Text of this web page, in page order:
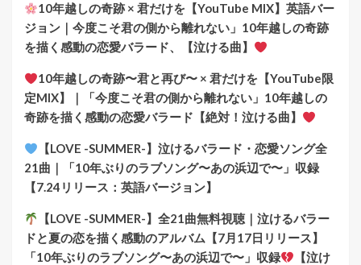
10年越しの奇跡 × 君だけを【YouTube MIX】英語バー
ジョン｜今度こそ君の側から離れない」10年越しの奇跡
を描く感動の恋愛バラード、【泣ける曲】
10年越しの奇跡〜君と再び〜 × 君だけを【YouTube限
定MIX】｜「今度こそ君の側から離れない」10年越しの
奇跡を描く感動の恋愛バラード【絶対！泣ける曲】
【LOVE -SUMMER-】泣けるバラード・恋愛ソング全
21曲｜「10年ぶりのラブソング〜あの浜辺で〜」収録
【7.24リリース：英語バージョン】
【LOVE -SUMMER-】全21曲無料視聴｜泣けるバラー
ドと夏の恋を描く感動のアルバム【7月17日リリース】
「10年ぶりのラブソング〜あの浜辺で〜」収録
【泣け